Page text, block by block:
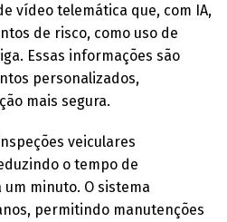
vídeo telemática que, com IA,
de risco, como uso de
Essas informações são
personalizados,
mais segura.
veiculares
o tempo de
minuto. O sistema
permitindo manutenções